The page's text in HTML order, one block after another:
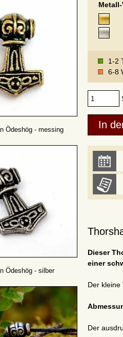
Ödeshög - messing
Ödeshög - silber
1-2
6-8
Dieser
einer
Der kleine
Der